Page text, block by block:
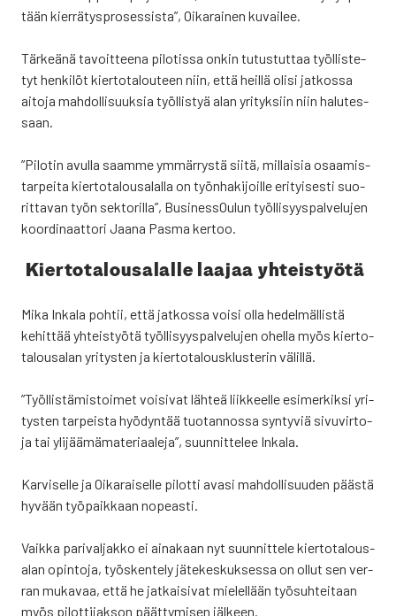
tään kier­rä­tys­pro­ses­sis­ta”, Oika­rai­nen kuvai­lee.
Tär­keä­nä tavoit­tee­na pilo­tis­sa onkin tutus­tut­taa työl­lis­te­
tyt hen­ki­löt kier­to­ta­lou­teen niin, että heil­lä oli­si jat­kos­sa
aito­ja mah­dol­li­suuk­sia työl­lis­tyä alan yri­tyk­siin niin halu­tes­
saan.
”Pilo­tin avul­la saam­me ymmär­rys­tä sii­tä, mil­lai­sia osaa­mis­
tar­pei­ta kier­to­ta­lous­a­lal­la on työn­ha­ki­joil­le eri­tyi­ses­ti suo­
rit­ta­van työn sek­to­ril­la”, Business­Oulun työl­li­syys­pal­ve­lu­jen
koor­di­naat­to­ri Jaa­na Pas­ma ker­too.
Kier­to­ta­lous­a­lal­le laa­jaa yhteis­työ­tä
Mika Inka­la poh­tii, että jat­kos­sa voi­si olla hedel­mäl­lis­tä
kehit­tää yhteis­työ­tä työl­li­syys­pal­ve­lu­jen ohel­la myös kier­to­
ta­lous­a­lan yri­tys­ten ja kier­to­ta­lous­klus­te­rin välil­lä.
”Työl­lis­tä­mis­toi­met voi­si­vat läh­teä liik­keel­le esi­mer­kik­si yri­
tys­ten tar­peis­ta hyö­dyn­tää tuo­tan­nos­sa syn­ty­viä sivu­vir­to­
ja tai yli­jää­mä­ma­te­ri­aa­le­ja”, suun­nit­te­lee Inka­la.
Kar­vi­sel­le ja Oika­rai­sel­le pilot­ti ava­si mah­dol­li­suu­den pääs­tä
hyvään työ­paik­kaan nopeas­ti.
Vaik­ka pari­val­jak­ko ei aina­kaan nyt suun­nit­te­le kier­to­ta­lous­
a­lan opin­to­ja, työs­ken­te­ly jäte­kes­kuk­ses­sa on ollut sen ver­
ran muka­vaa, että he jat­kai­si­vat mie­lel­lään työ­suh­tei­taan
myös pilot­ti­jak­son päät­ty­mi­sen jäl­keen.